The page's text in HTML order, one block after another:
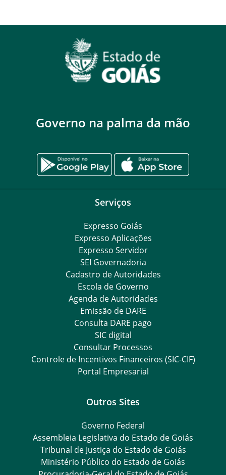
Governo na palma da mão
Serviços
Expresso Goiás
Expresso Aplicações
Expresso Servidor
SEI Governadoria
Cadastro de Autoridades
Escola de Governo
Agenda de Autoridades
Emissão de DARE
Consulta DARE pago
SIC digital
Consultar Processos
Controle de Incentivos Financeiros (SIC-CIF)
Portal Empresarial
Outros Sites
Governo Federal
Assembleia Legislativa do Estado de Goiás
Tribunal de Justiça do Estado de Goiás
Ministério Público do Estado de Goiás